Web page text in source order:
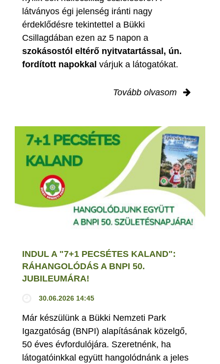
látványos égi jelenség iránti nagy
érdeklődésre tekintettel a Bükki
Csillagdában ezen az 5 napon a
szokásostól eltérő nyitvatartással, ún.
fordított napokkal várjuk a látogatókat.
Tovább olvasom
INDUL A "7+1 PECSÉTES KALAND":
RÁHANGOLÓDÁS A BNPI 50.
JUBILEUMÁRA!
30.06.2026 14:45
Már készülünk a Bükki Nemzeti Park
Igazgatóság (BNPI) alapításának közelgő,
50 éves évfordulójára. Szeretnénk, ha
látogatóinkkal együtt hangolódnánk a jeles